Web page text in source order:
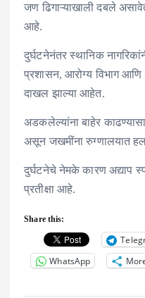
जण ढिगाऱ्याखाली दबले
आहे.
दुर्घटनेनंतर स्थानिक
प्रशासन, आरोग्य विभाग
दाखल झाल्या आहेत.
अडकलेल्यांना बाहेर
असून जखमींना रुग्णालयात
दुर्घटनेचे नेमके कारण अद्याप
प्रतीक्षा आहे.
Share this:
WhatsApp